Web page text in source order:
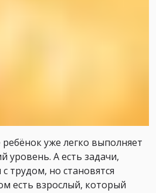
уже легко выполняет
уровень. А есть задачи,
трудом, но становятся
есть взрослый, который